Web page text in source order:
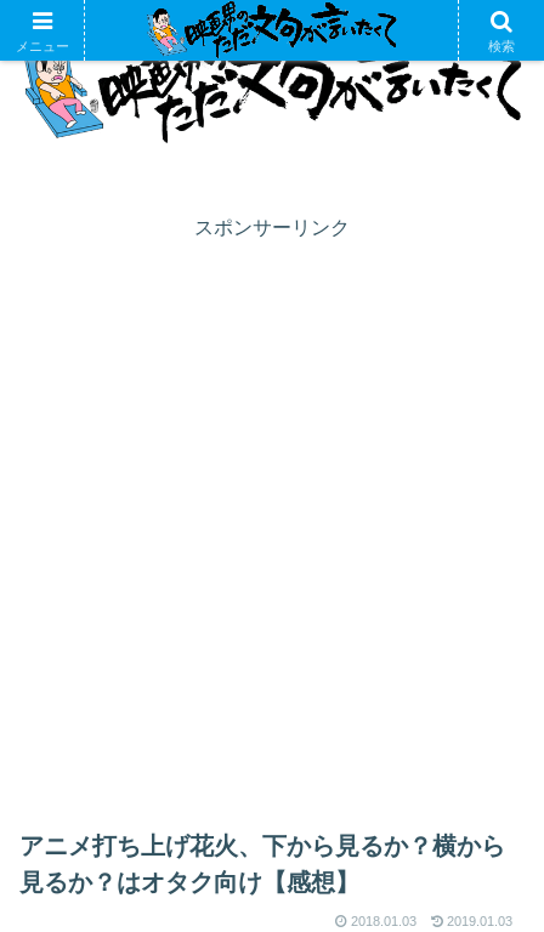
スポンサーリンク
アニメ打ち上げ花火、下から見るか？横から
見るか？はオタク向け【感想】
2018.01.03 2019.01.03
メニュー 検索